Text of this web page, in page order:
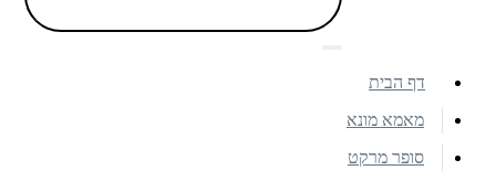
דף הבית
מאמא מונא
סופר מרקט